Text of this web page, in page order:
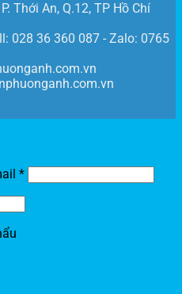
Thới An, Q.12, TP Hồ Chí
028 36 360 087 - Zalo: 0765
*